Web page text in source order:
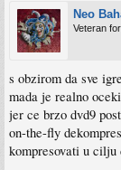
Neo
Veteran
s obzirom da sve
mada je realno
jer ce brzo dvd9
on-the-fly
kompresovati u cilju